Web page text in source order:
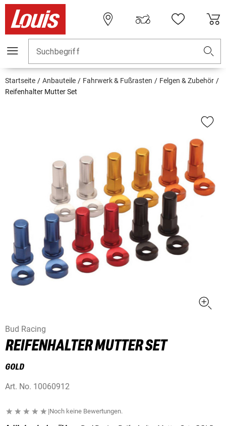
Suchbegriff
Startseite Anbauteile Fahrwerk & Fußrasten
Felgen & Zubehör
Reifenhalter Mutter Set
Bud Racing
REIFENHALTER MUTTER SET
GOLD
Art. No. 10060912
|Noch keine Bewertungen.